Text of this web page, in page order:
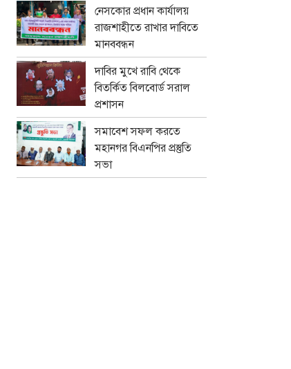
নেসকোর প্রধান কার্যালয়
রাজশাহীতে রাখার দাবিতে
মানববন্ধন
দাবির মুখে রাবি থেকে
বিতর্কিত বিলবোর্ড সরাল
প্রশাসন
সমাবেশ সফল করতে
মহানগর বিএনপির প্রস্তুতি
সভা